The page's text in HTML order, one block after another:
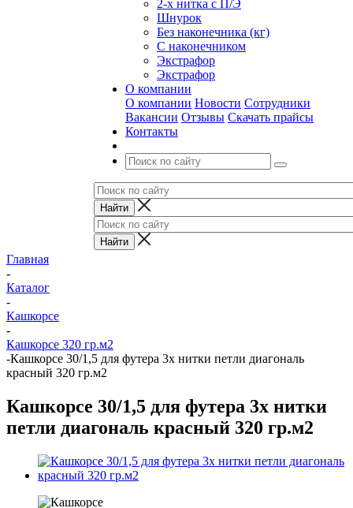
2-х нитка с П/Э
Шнурок
Без наконечника (кг)
С наконечником
Экстрафор
Экстрафор
О компании
О компании Новости Сотрудники
Вакансии Отзывы Скачать прайсы
Контакты
Главная
-
Каталог
-
Кашкорсе
-
Кашкорсе 320 гр.м2
-Кашкорсе 30/1,5 для футера 3х нитки петли диагональ
красный 320 гр.м2
Кашкорсе 30/1,5 для футера 3х нитки
петли диагональ красный 320 гр.м2